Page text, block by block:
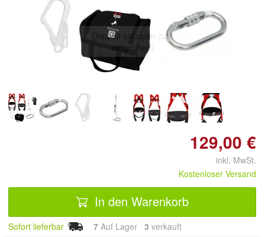
Doppelt antippen zum
vergrößern
129,00 €
inkl. MwSt.
Kostenloser Versand
In den Warenkorb
Sofort lieferbar 7 Auf Lager 3 verkauft